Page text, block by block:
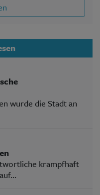
wurde die Stadt an
krampfhaft